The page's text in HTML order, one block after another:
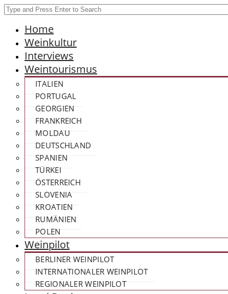
Home
Weinkultur
Interviews
Weintourismus
ITALIEN
PORTUGAL
GEORGIEN
FRANKREICH
MOLDAU
DEUTSCHLAND
SPANIEN
TÜRKEI
ÖSTERREICH
SLOVENIA
KROATIEN
RUMÄNIEN
POLEN
Weinpilot
BERLINER WEINPILOT
INTERNATIONALER WEINPILOT
REGIONALER WEINPILOT